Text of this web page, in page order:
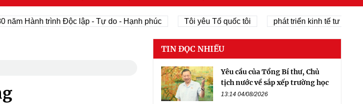
Hành trình Độc lập - Tự do - Hạnh phúc Tôi yêu Tổ quốc tôi phát triển kinh tế tư nhân
TIN ĐỌC NHIỀU
Yêu cầu của Tổng Bí thư, Chủ
tịch nước về sắp xếp trường học
13:14 04/08/2026